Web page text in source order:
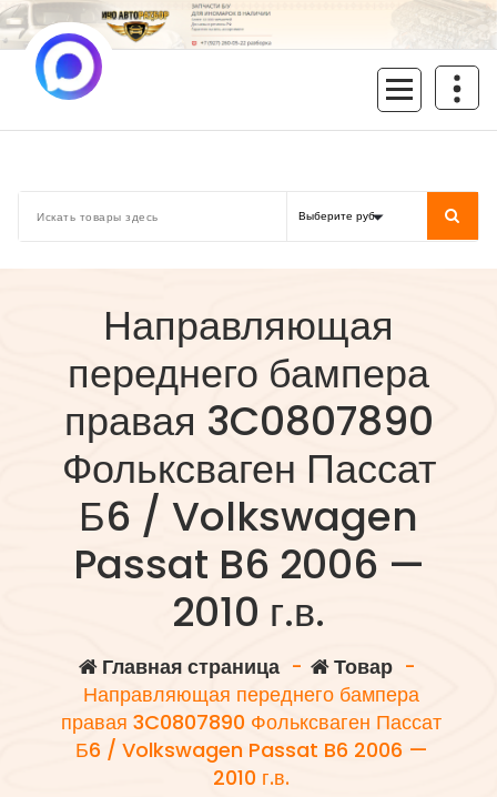
Перейти
к
содержимому
Направляющая
переднего бампера
правая 3C0807890
Фольксваген Пассат
Б6 / Volkswagen
Passat B6 2006 —
2010 г.в.
Главная страница- Товар-
Направляющая переднего бампера
правая 3C0807890 Фольксваген Пассат
Б6 / Volkswagen Passat B6 2006 —
2010 г.в.